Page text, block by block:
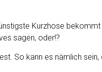
Kurzhose
sagen, oder!?
So kann es nämlich sein,